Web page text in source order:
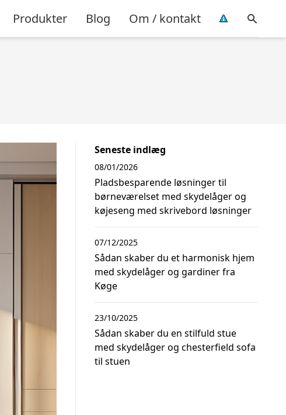
Produkter Blog Om / kontakt
Seneste indlæg
Pladsbesparende løsninger til
børneværelset med skydelåger og
køjeseng med skrivebord løsninger
08/01/2026
Sådan skaber du et harmonisk hjem
med skydelåger og gardiner fra
Køge
07/12/2025
Sådan skaber du en stilfuld stue
med skydelåger og chesterfield sofa
til stuen
23/10/2025